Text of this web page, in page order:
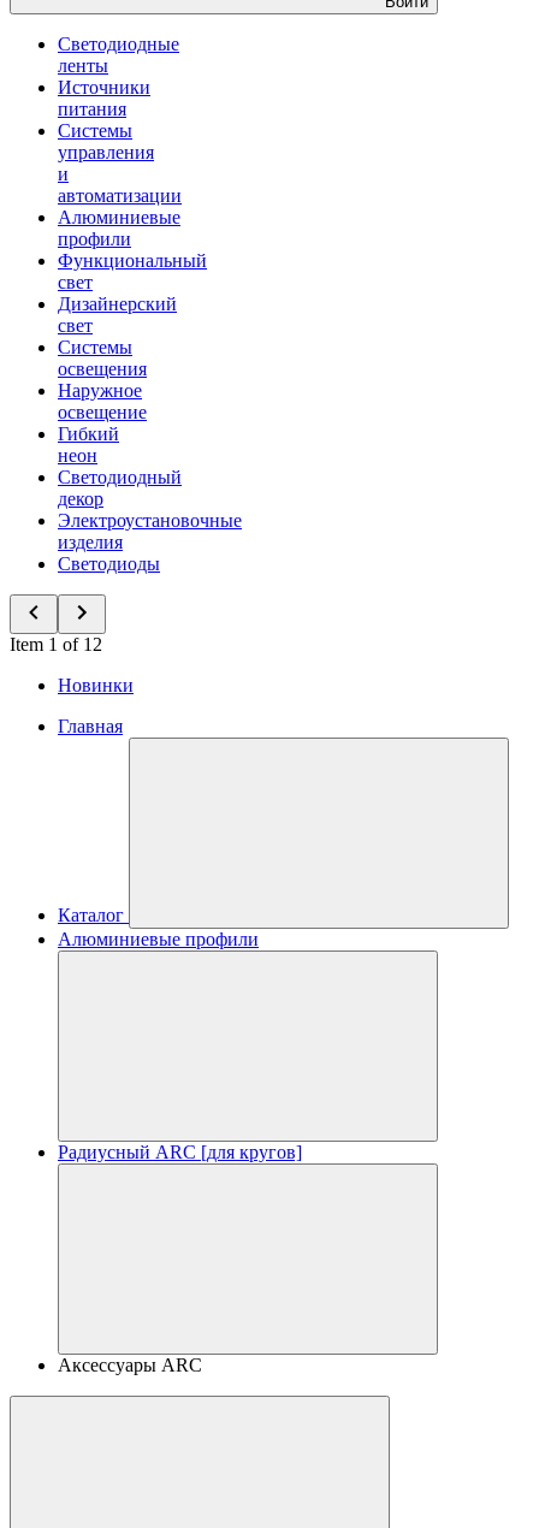
Светодиодные
ленты
Источники
питания
Системы
управления
и
автоматизации
Алюминиевые
профили
Функциональный
свет
Дизайнерский
свет
Системы
освещения
Наружное
освещение
Гибкий
неон
Светодиодный
декор
Электроустановочные
изделия
Светодиоды
Item 1 of 12
Новинки
Главная
Каталог
Алюминиевые профили
Радиусный ARC [для кругов]
Аксессуары ARC